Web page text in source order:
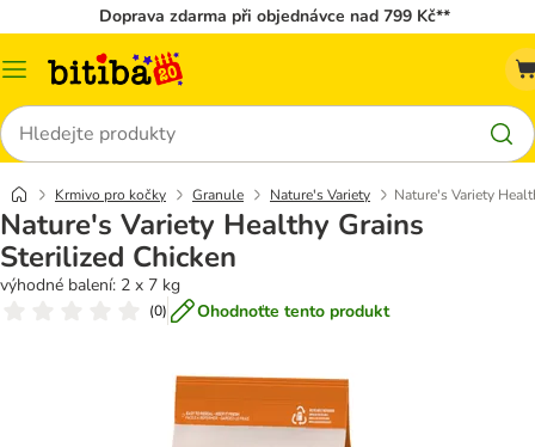
Doprava zdarma při objednávce nad 799 Kč**
Kategorie
Hledat
Krmivo pro kočky Granule Nature's Variety Nature's Variety
Nature's Variety Healthy Grains
Sterilized Chicken
výhodné balení: 2 x 7 kg
(0) Ohodnoťte tento produkt